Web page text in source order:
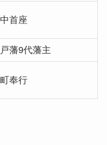
首座
藩9代藩主
奉行